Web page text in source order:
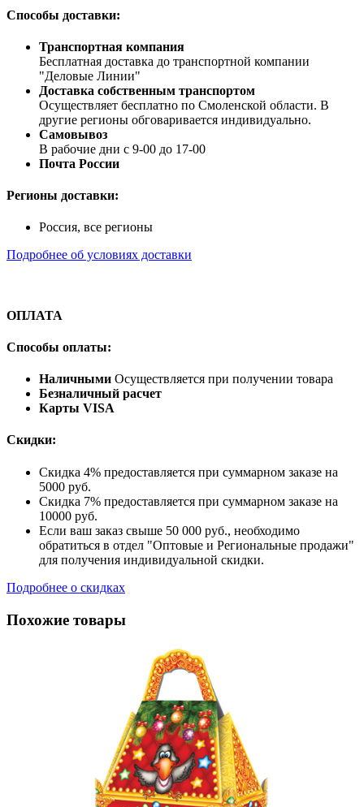
Способы доставки:
Транспортная компания
Бесплатная доставка до транспортной компании
"Деловые Линии"
Доставка собственным транспортом
Осуществляет бесплатно по Смоленской области. В
другие регионы обговаривается индивидуально.
Самовывоз
В рабочие дни с 9-00 до 17-00
Почта России
Регионы доставки:
Россия, все регионы
Подробнее об условиях доставки
ОПЛАТА
Способы оплаты:
Наличными Осуществляется при получении товара
Безналичный расчет
Карты VISA
Скидки:
Скидка 4% предоставляется при суммарном заказе на
5000 руб.
Скидка 7% предоставляется при суммарном заказе на
10000 руб.
Если ваш заказ свыше 50 000 руб., необходимо
обратиться в отдел "Оптовые и Региональные продажи"
для получения индивидуальной скидки.
Подробнее о скидках
Похожие товары